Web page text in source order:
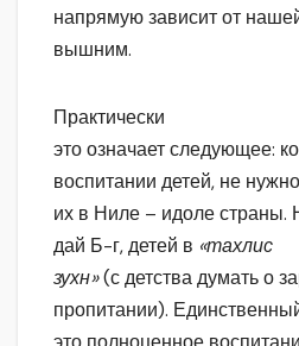
напрямую зависит от
вышним.
Практически
это означает следующее:
воспитании детей, не
их в Ниле – идоле страны.
дай Б-г, детей в «тахлис
зухн»(с детства думать о
пропитании).